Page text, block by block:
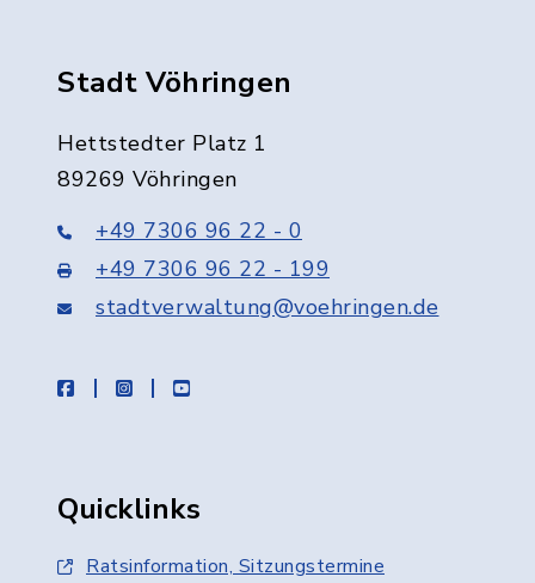
Stadt Vöhringen
Hettstedter Platz 1
89269 Vöhringen
+49 7306 96 22 - 0
+49 7306 96 22 - 199
stadtverwaltung@voehringen.de
facebookinstagramyoutube
Quicklinks
Ratsinformation, Sitzungstermine